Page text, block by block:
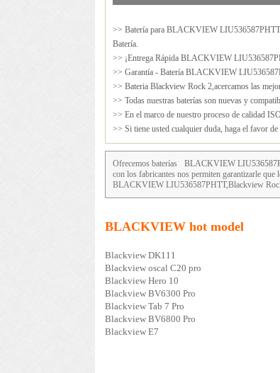
>> Batería para BLACKVIEW LIU536587PHTT
Batería.
>> ¡Entrega Rápida BLACKVIEW
>> Garantía - Batería BLACKVIEW
>> Bateria Blackview Rock 2,acercamos las
>> Todas nuestras baterías son nuevas y
>> En el marco de nuestro proceso de calidad
>> Si tiene usted cualquier duda, haga el favor de
Ofrecemos baterías BLACKVIEW
con los fabricantes nos permiten garantizarle
BLACKVIEW LIU536587PHTT,Blackview
BLACKVIEW hot model
Blackview DK111
Blackview oscal C20 pro
Blackview Hero 10
Blackview BV6300 Pro
Blackview Tab 7 Pro
Blackview BV6800 Pro
Blackview E7